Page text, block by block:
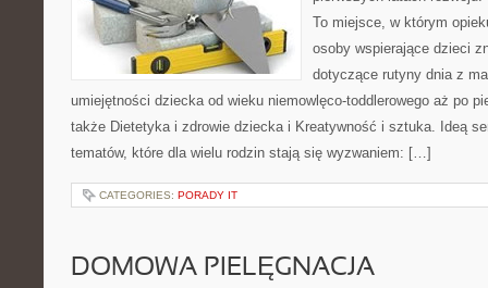
To miejsce, w którym
osoby wspierające dzieci
dotyczące rutyny dnia z
umiejętności dziecka od wieku niemowlęco-toddlerowego aż po
także Dietetyka i zdrowie dziecka i Kreatywność i sztuka. Ideą
tematów, które dla wielu rodzin stają się wyzwaniem: […]
CATEGORIES: PORADY IT
DOMOWA PIELĘGNACJA